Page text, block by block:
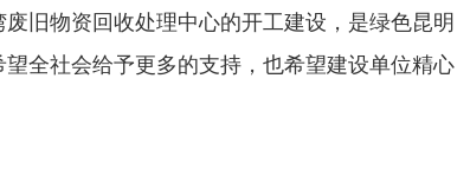
物资回收处理中心的开工建设，是绿色昆明
全社会给予更多的支持，也希望建设单位精心